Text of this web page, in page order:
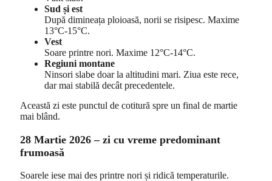
Sud și est
După dimineața ploioasă, norii se risipesc. Maxime
13°C-15°C.
Vest
Soare printre nori. Maxime 12°C-14°C.
Regiuni montane
Ninsori slabe doar la altitudini mari. Ziua este rece,
dar mai stabilă decât precedentele.
Această zi este punctul de cotitură spre un final de martie
mai blând.
28 Martie 2026 – zi cu vreme predominant
frumoasă
Soarele iese mai des printre nori și ridică temperaturile.